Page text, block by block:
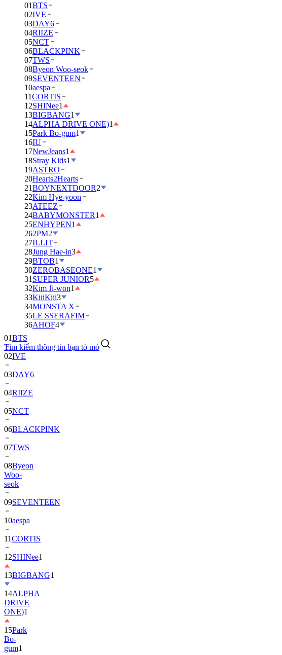
01BTS
02IVE
03DAY6
04RIIZE
05NCT
06BLACKPINK
07TWS
08Byeon Woo-seok
09SEVENTEEN
10aespa
11CORTIS
12SHINee1
13BIGBANG1
14ALPHA DRIVE ONE)1
15Park Bo-gum1
16IU
17NewJeans1
18Stray Kids1
19ASTRO
20Hearts2Hearts
21BOYNEXTDOOR2
22Kim Hye-yoon
23ATEEZ
24BABYMONSTER1
25ENHYPEN1
262PM2
27ILLIT
28Jung Hae-in3
29BTOB1
30ZEROBASEONE1
31 SUPER JUNIOR5
32Kim Ji-won1
33KiiiKiii3
34MONSTA X
35LE SSERAFIM
36AHOF4
Tìm kiếm thông tin bạn tò mò
BTS
02IVE
03DAY6
04RIIZE
05NCT
06BLACKPINK
07TWS
08Byeon
Woo-
seok
09SEVENTEEN
10aespa
11CORTIS
12SHINee1
13BIGBANG
14ALPHA
DRIVE
ONE)1
15Park
Bo-
gum1
16IU